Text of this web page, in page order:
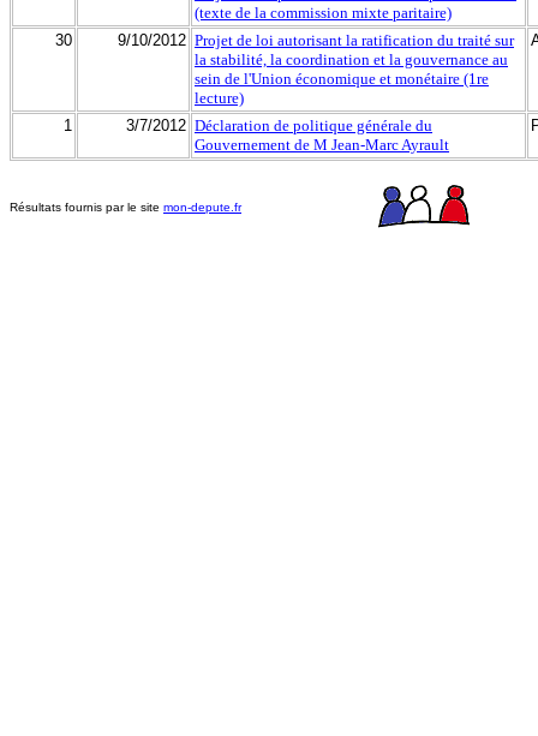
(texte de la commission mixte paritaire)
30 9/10/2012 Projet de loi autorisant la ratification du traité sur
la stabilité, la coordination et la gouvernance au
sein de l'Union économique et monétaire (1re
lecture)
1 3/7/2012 Déclaration de politique générale du
Gouvernement de M Jean-Marc Ayrault
Résultats fournis par le site mon-depute.fr